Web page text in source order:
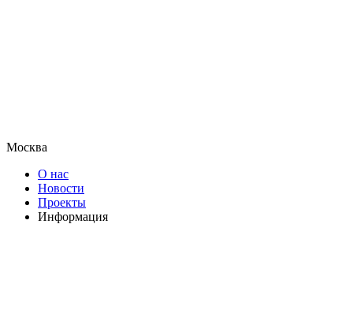
Москва
О нас
Новости
Проекты
Информация